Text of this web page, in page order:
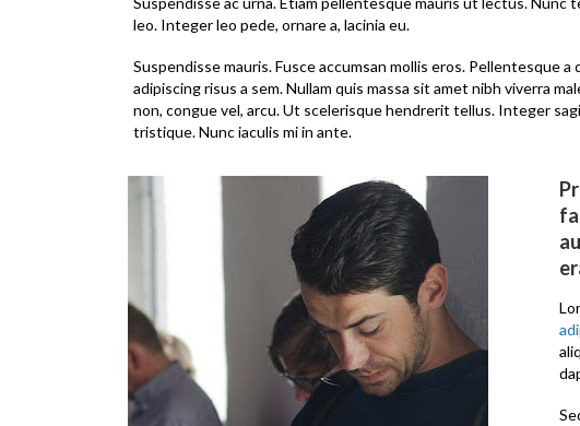
leo. Integer leo pede, ornare a, lacinia eu.
Suspendisse mauris. Fusce accumsan mollis eros. Pellentesque
adipiscing risus a sem. Nullam quis massa sit amet nibh viverra
non, congue vel, arcu. Ut scelerisque hendrerit tellus. Integer
tristique. Nunc iaculis mi in ante.